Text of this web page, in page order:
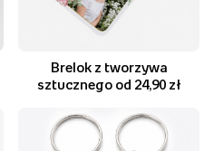
Brelok z tworzywa
sztucznego od 24,90 zł